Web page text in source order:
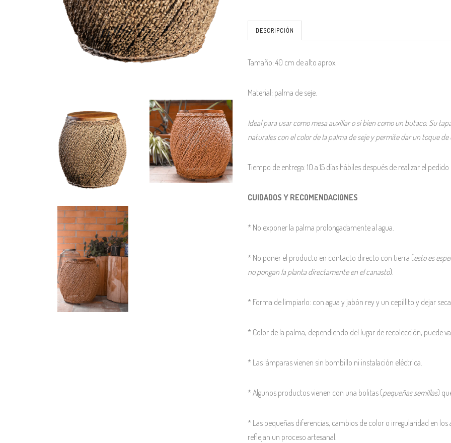
DESCRIPCIÓN
Tamaño: 40 cm de alto aprox.
Material: palma de seje.
Ideal para usar como mesa auxiliar o si bien como un butaco. Su
naturales con el color de la palma de seje y permite dar un toque
Tiempo de entrega: 10 a 15 días hábiles después de realizar el
CUIDADOS Y RECOMENDACIONES
* No exponer la palma prolongadamente al agua.
* No poner el producto en contacto directo con tierra (esto es
no pongan la planta directamente en el canasto).
* Forma de limpiarlo: con agua y jabón rey y un cepillito y dejar
* Color de la palma, dependiendo del lugar de recolección, puede
* Las lámparas vienen sin bombillo ni instalación eléctrica.
* Algunos productos vienen con una bolitas (pequeñas semillas)
* Las pequeñas diferencias, cambios de color o irregularidad en
reflejan un proceso artesanal.